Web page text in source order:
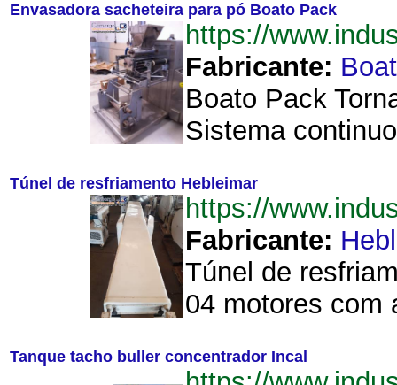
Envasadora sacheteira para pó Boato Pack
https://
Fabricante:
Boato Pack
Sistema
Túnel de resfriamento Hebleimar
https://
Fabricante:
Túnel de
04 motores com
Tanque tacho buller concentrador Incal